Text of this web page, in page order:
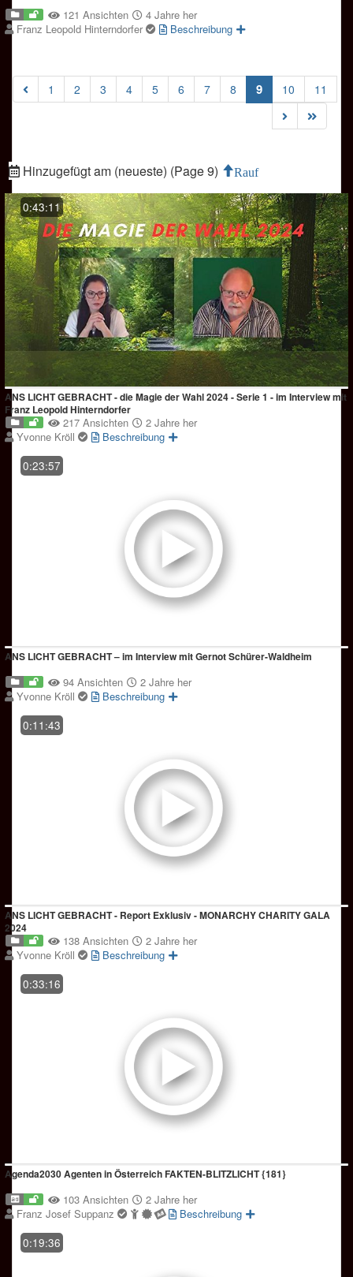
121 Ansichten
4 Jahre her
Franz Leopold Hinterndorfer
Beschreibung
1 2 3 4 5 6 7 8 9(current)
10 11
Hinzugefügt am (neueste) (Page 9) Rauf
0:43:11
ANS LICHT GEBRACHT - die Magie der Wahl 2024 - Serie 1 - im Interview mit
Franz Leopold Hinterndorfer
217 Ansichten
2 Jahre her
Yvonne Kröll
Beschreibung
0:23:57
ANS LICHT GEBRACHT – im Interview mit Gernot Schürer-Waldheim
94 Ansichten
2 Jahre her
Yvonne Kröll
Beschreibung
0:11:43
ANS LICHT GEBRACHT - Report Exklusiv - MONARCHY CHARITY GALA
2024
138 Ansichten
2 Jahre her
Yvonne Kröll
Beschreibung
0:33:16
Agenda2030 Agenten in Österreich FAKTEN-BLITZLICHT {181}
103 Ansichten
2 Jahre her
Franz Josef Suppanz
Beschreibung
0:19:36